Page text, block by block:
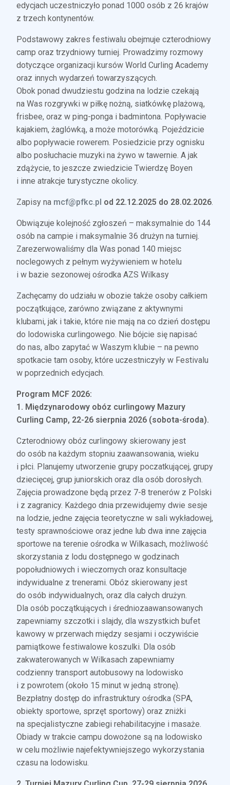
edycjach uczestniczyło ponad 1000 osób z 26 krajów
z trzech kontynentów.
Podstawowy zakres festiwalu obejmuje czterodniowy
camp oraz trzydniowy turniej. Prowadzimy rozmowy
dotyczące organizacji kursów World Curling Academy
oraz innych wydarzeń towarzyszących.
Obok ponad dwudziestu godzina na lodzie czekają
na Was rozgrywki w piłkę nożną, siatkówkę plażową,
frisbee, oraz w ping-ponga i badmintona. Popływacie
kajakiem, żaglówką, a może motorówką. Pojeździcie
albo popływacie rowerem. Posiedzicie przy ognisku
albo posłuchacie muzyki na żywo w tawernie. A jak
zdążycie, to jeszcze zwiedzicie Twierdzę Boyen
i inne atrakcje turystyczne okolicy.
Zapisy na mcf@pfkc.pl od 22.12.2025 do 28.02.2026.
Obwiązuje kolejność zgłoszeń – maksymalnie do 144
osób na campie i maksymalnie 36 drużyn na turniej.
Zarezerwowaliśmy dla Was ponad 140 miejsc
noclegowych z pełnym wyżywieniem w hotelu
i w bazie sezonowej ośrodka AZS Wilkasy
Zachęcamy do udziału w obozie także osoby całkiem
początkujące, zarówno związane z aktywnymi
klubami, jak i takie, które nie mają na co dzień dostępu
do lodowiska curlingowego. Nie bójcie się napisać
do nas, albo zapytać w Waszym klubie – na pewno
spotkacie tam osoby, które uczestniczyły w Festivalu
w poprzednich edycjach.
Program MCF 2026:
1. Międzynarodowy obóz curlingowy Mazury
Curling Camp, 22-26 sierpnia 2026 (sobota-środa).
Czterodniowy obóz curlingowy skierowany jest
do osób na każdym stopniu zaawansowania, wieku
i płci. Planujemy utworzenie grupy poczatkującej, grupy
dziecięcej, grup juniorskich oraz dla osób dorosłych.
Zajęcia prowadzone będą przez 7-8 trenerów z Polski
i z zagranicy. Każdego dnia przewidujemy dwie sesje
na lodzie, jedne zajęcia teoretyczne w sali wykładowej,
testy sprawnościowe oraz jedne lub dwa inne zajęcia
sportowe na terenie ośrodka w Wilkasach, możliwość
skorzystania z lodu dostępnego w godzinach
popołudniowych i wieczornych oraz konsultacje
indywidualne z trenerami. Obóz skierowany jest
do osób indywidualnych, oraz dla całych drużyn.
Dla osób początkujących i średniozaawansowanych
zapewniamy szczotki i slajdy, dla wszystkich bufet
kawowy w przerwach między sesjami i oczywiście
pamiątkowe festiwalowe koszulki. Dla osób
zakwaterowanych w Wilkasach zapewniamy
codzienny transport autobusowy na lodowisko
i z powrotem (około 15 minut w jedną stronę).
Bezpłatny dostęp do infrastruktury ośrodka (SPA,
obiekty sportowe, sprzęt sportowy) oraz zniżki
na specjalistyczne zabiegi rehabilitacyjne i masaże.
Obiady w trakcie campu dowożone są na lodowisko
w celu możliwie najefektywniejszego wykorzystania
czasu na lodowisku.